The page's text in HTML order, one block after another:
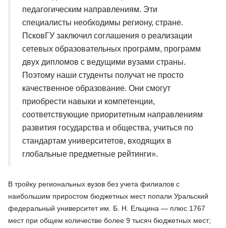
педагогическим направлениям. Эти
специалисты необходимы региону, стране.
ПсковГУ заключил соглашения о реализации
сетевых образовательных программ, программ
двух дипломов с ведущими вузами страны.
Поэтому наши студенты получат не просто
качественное образование. Они смогут
приобрести навыки и компетенции,
соответствующие приоритетным направлениям
развития государства и общества, учиться по
стандартам университетов, входящих в
глобальные предметные рейтинги».
В тройку региональных вузов без учета филиалов с
наибольшим приростом бюджетных мест попали Уральский
федеральный университет им. Б. Н. Ельцина — плюс 1767
мест при общем количестве более 9 тысяч бюджетных мест;